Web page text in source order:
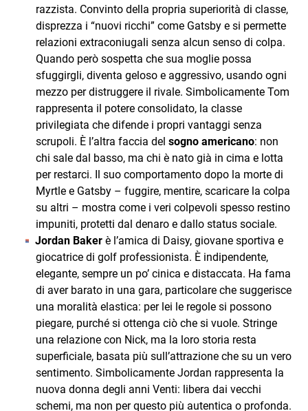
razzista. Convinto della propria superiorità di classe,
disprezza i “nuovi ricchi” come Gatsby e si permette
relazioni extraconiugali senza alcun senso di colpa.
Quando però sospetta che sua moglie possa
sfuggirgli, diventa geloso e aggressivo, usando ogni
mezzo per distruggere il rivale. Simbolicamente Tom
rappresenta il potere consolidato, la classe
privilegiata che difende i propri vantaggi senza
scrupoli. È l’altra faccia del sogno americano: non
chi sale dal basso, ma chi è nato già in cima e lotta
per restarci. Il suo comportamento dopo la morte di
Myrtle e Gatsby – fuggire, mentire, scaricare la colpa
su altri – mostra come i veri colpevoli spesso restino
impuniti, protetti dal denaro e dallo status sociale.
Jordan Baker è l’amica di Daisy, giovane sportiva e
giocatrice di golf professionista. È indipendente,
elegante, sempre un po’ cinica e distaccata. Ha fama
di aver barato in una gara, particolare che suggerisce
una moralità elastica: per lei le regole si possono
piegare, purché si ottenga ciò che si vuole. Stringe
una relazione con Nick, ma la loro storia resta
superficiale, basata più sull’attrazione che su un vero
sentimento. Simbolicamente Jordan rappresenta la
nuova donna degli anni Venti: libera dai vecchi
schemi, ma non per questo più autentica o profonda.